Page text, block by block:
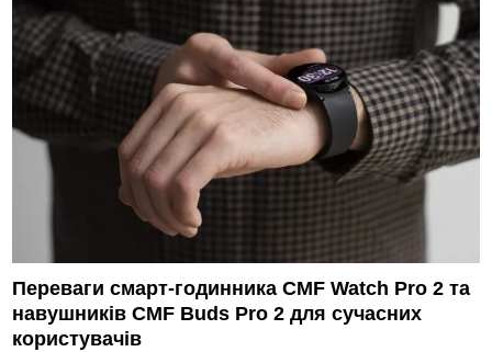
Переваги смарт-годинника CMF Watch Pro 2 та
навушників CMF Buds Pro 2 для сучасних
користувачів